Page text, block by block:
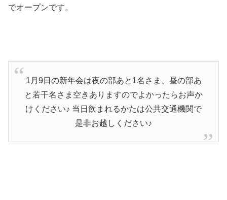
でオープンです。
1月9日の新年会は夜の部あと1名さま、昼の部あ
と若干名さま空きありますのでよかったらお声か
けください♪ 当日飲まれるかたは公共交通機関で
是非お越しください♪